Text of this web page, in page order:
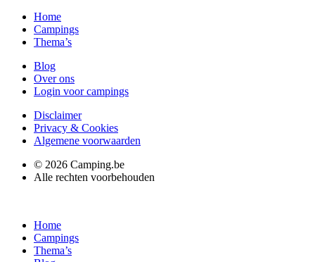
Home
Campings
Thema’s
Blog
Over ons
Login voor campings
Disclaimer
Privacy & Cookies
Algemene voorwaarden
© 2026 Camping.be
Alle rechten voorbehouden
Home
Campings
Thema’s